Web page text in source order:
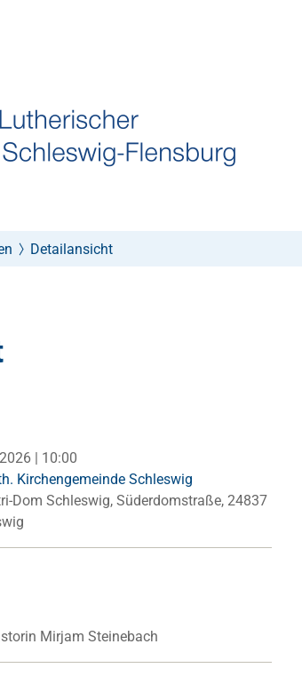
Detailansicht
| 10:00
Kirchengemeinde Schleswig
Dom Schleswig, Süderdomstraße, 24837
Mirjam Steinebach